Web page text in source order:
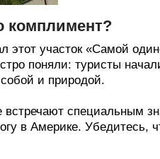
комплимент?
этот участок «Самой
поняли: туристы
и природой.
встречают специальным
в Америке. Убедитесь,